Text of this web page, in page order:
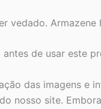
vedado.
de usar este
das imagens e
nosso site.